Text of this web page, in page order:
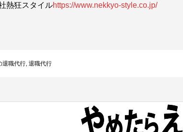
熱狂スタイルhttps://www.nekkyo-style.co.jp/
退職代行, 退職代行